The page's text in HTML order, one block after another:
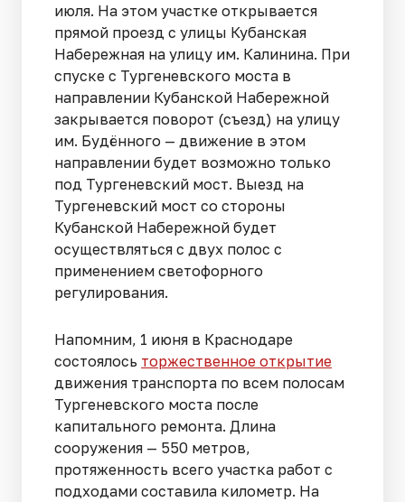
июля. На этом участке открывается
прямой проезд с улицы Кубанская
Набережная на улицу им. Калинина. При
спуске с Тургеневского моста в
направлении Кубанской Набережной
закрывается поворот (съезд) на улицу
им. Будённого — движение в этом
направлении будет возможно только
под Тургеневский мост. Выезд на
Тургеневский мост со стороны
Кубанской Набережной будет
осуществляться с двух полос с
применением светофорного
регулирования.
Напомним, 1 июня в Краснодаре
состоялось торжественное открытие
движения транспорта по всем полосам
Тургеневского моста после
капитального ремонта. Длина
сооружения — 550 метров,
протяженность всего участка работ с
подходами составила километр. На